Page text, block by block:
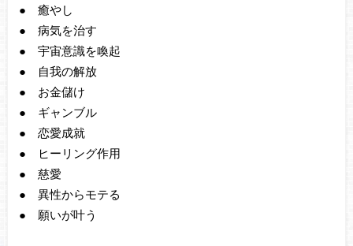
● 癒やし
● 病気を治す
● 宇宙意識を喚起
● 自我の解放
● お金儲け
● ギャンブル
● 恋愛成就
● ヒーリング作用
● 慈愛
● 異性からモテる
● 願いが叶う